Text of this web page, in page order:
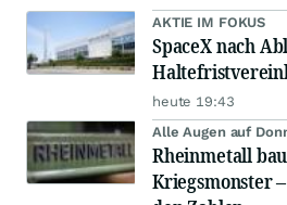
AKTIE IM FOKUS
SpaceX nach
heute 19:43
Alle Augen auf
Rheinmetall
Kriegsmonster